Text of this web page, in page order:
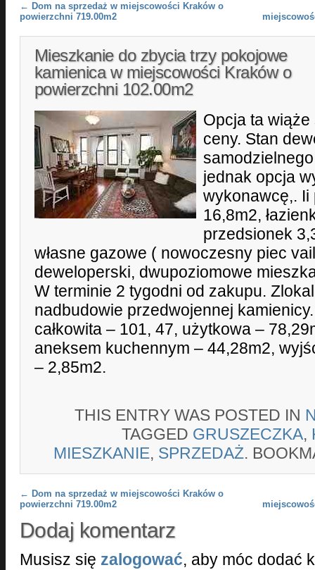
Post navigation
← Dom na sprzedaż w miejscowości Kraków o
powierzchni 719.00m2
Mieszkanie do zbycia trzy pokojowe
kamienica w miejscowości Kraków o
powierzchni 102.00m2
Opcja ta
ceny. Stan
jednak opcja
wykonawcę,. Ii
16,8m2,
przedsionek
własne gazowe ( nowoczesny piec
deweloperski, dwupoziomowe
W terminie 2 tygodni od zakupu.
nadbudowie przedwojennej
całkowita – 101, 47, użytkowa –
aneksem kuchennym – 44,28m2,
– 2,85m2.
THIS ENTRY WAS POSTED IN
TAGGED GRUSZECZKA,
MIESZKANIE, SPRZEDAŻ.
Post navigation
← Dom na sprzedaż w miejscowości Kraków o
powierzchni 719.00m2
Dodaj komentarz
Musisz się zalogować, aby móc dodać